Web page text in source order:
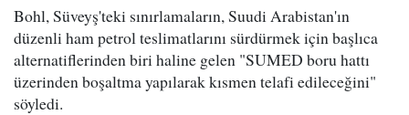
Bohl, Süveyş'teki sınırlamaların, Suudi Arabistan'ın
düzenli ham petrol teslimatlarını sürdürmek için başlıca
alternatiflerinden biri haline gelen "SUMED boru hattı
üzerinden boşaltma yapılarak kısmen telafi edileceğini"
söyledi.